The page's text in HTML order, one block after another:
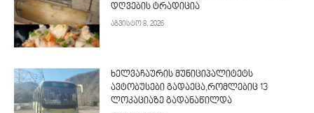
დღვების ტრადიცია
აგვისტო 8, 2026
ხელვაჩაურის მუნიციპალიტეტს
ავტობუსები გადაეცა,რომლებიც 13
ლოკაციაზე გადანაწილდა